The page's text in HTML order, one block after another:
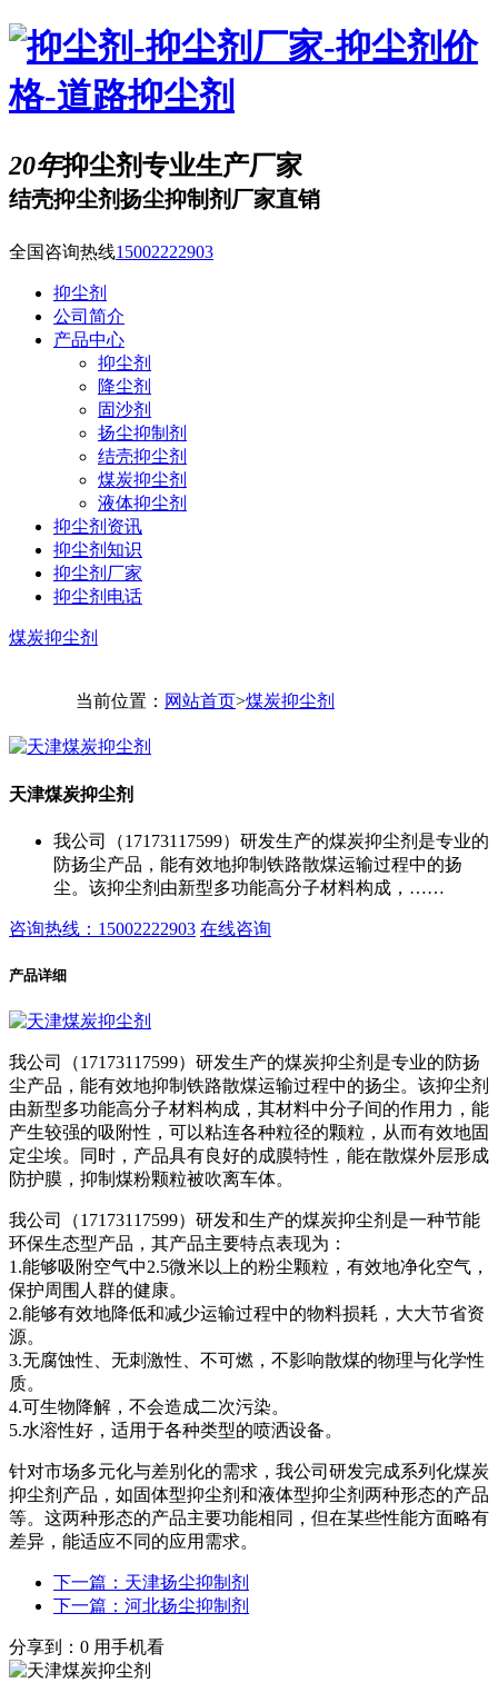
20年抑尘剂专业生产厂家
结壳抑尘剂扬尘抑制剂厂家直销
全国咨询热线15002222903
抑尘剂
公司简介
产品中心
抑尘剂
降尘剂
固沙剂
扬尘抑制剂
结壳抑尘剂
煤炭抑尘剂
液体抑尘剂
抑尘剂资讯
抑尘剂知识
抑尘剂厂家
抑尘剂电话
煤炭抑尘剂
当前位置： 网站首页>煤炭抑尘剂
天津煤炭抑尘剂
我公司（17173117599）研发生产的煤炭抑尘剂是专业的
防扬尘产品，能有效地抑制铁路散煤运输过程中的扬
尘。该抑尘剂由新型多功能高分子材料构成，……
咨询热线：15002222903 在线咨询
产品详细
我公司（17173117599）研发生产的煤炭抑尘剂是专业的防扬
尘产品，能有效地抑制铁路散煤运输过程中的扬尘。该抑尘剂
由新型多功能高分子材料构成，其材料中分子间的作用力，能
产生较强的吸附性，可以粘连各种粒径的颗粒，从而有效地固
定尘埃。同时，产品具有良好的成膜特性，能在散煤外层形成
防护膜，抑制煤粉颗粒被吹离车体。
我公司（17173117599）研发和生产的煤炭抑尘剂是一种节能
环保生态型产品，其产品主要特点表现为：
1.能够吸附空气中2.5微米以上的粉尘颗粒，有效地净化空气，
保护周围人群的健康。
2.能够有效地降低和减少运输过程中的物料损耗，大大节省资
源。
3.无腐蚀性、无刺激性、不可燃，不影响散煤的物理与化学性
质。
4.可生物降解，不会造成二次污染。
5.水溶性好，适用于各种类型的喷洒设备。
针对市场多元化与差别化的需求，我公司研发完成系列化煤炭
抑尘剂产品，如固体型抑尘剂和液体型抑尘剂两种形态的产品
等。这两种形态的产品主要功能相同，但在某些性能方面略有
差异，能适应不同的应用需求。
下一篇：天津扬尘抑制剂
下一篇：河北扬尘抑制剂
分享到： 0 用手机看